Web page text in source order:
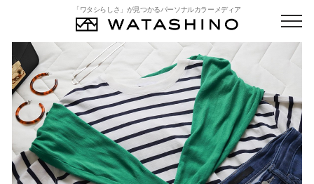
「ワタシらしさ」が見つかるパーソナルカラーメディア